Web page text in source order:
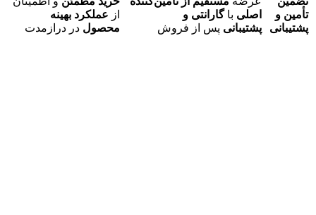
تأمین و
پشتیبانی
اصلی باگارانتی و
پشتیبانی پس از فروش
از عملکرد بهینه
محصول در درازمدت